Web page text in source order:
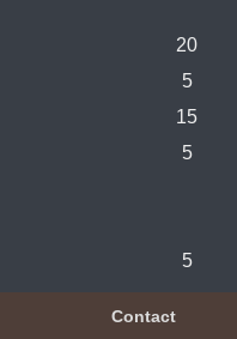
20
5
15
5
5
Contact